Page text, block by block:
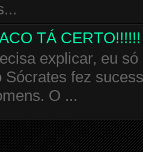
TÁ CERTO!!!!!!
explicar, eu
Sócrates fez
O ...